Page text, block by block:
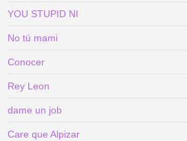
YOU STUPID NI
No tú mami
Conocer
Rey Leon
dame un job
Care que Alpizar